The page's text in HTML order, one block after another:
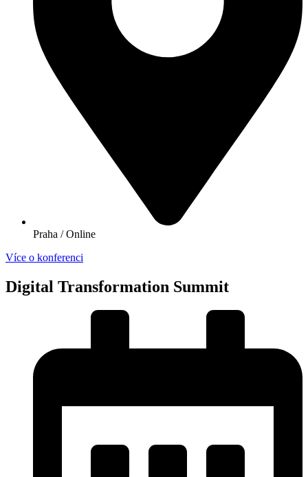
Praha / Online
Více o konferenci
Digital Transformation Summit